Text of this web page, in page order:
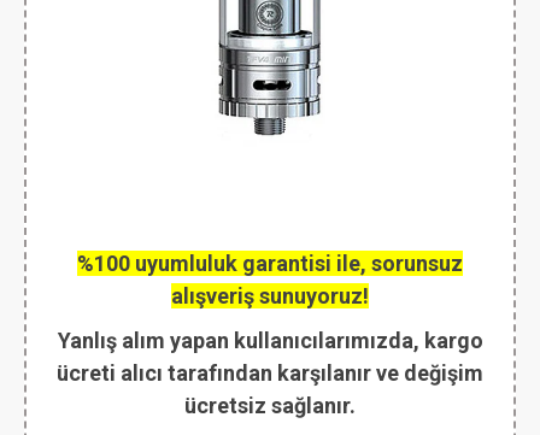
%100 uyumluluk garantisi ile, sorunsuz
alışveriş sunuyoruz!
Yanlış alım yapan kullanıcılarımızda, kargo
ücreti alıcı tarafından karşılanır ve değişim
ücretsiz sağlanır.